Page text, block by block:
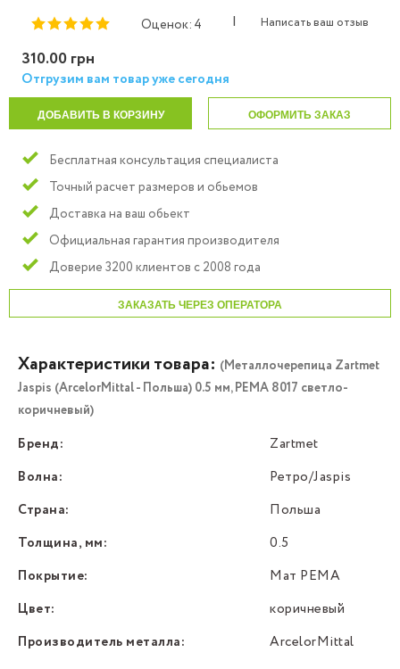
Оценок: 4 | Написать ваш отзыв
310.00 грн
Отгрузим вам товар уже сегодня
ДОБАВИТЬ В КОРЗИНУ ОФОРМИТЬ ЗАКАЗ
Бесплатная консультация специалиста
Точный расчет размеров и обьемов
Доставка на ваш обьект
Официальная гарантия производителя
Доверие 3200 клиентов с 2008 года
ЗАКАЗАТЬ ЧЕРЕЗ ОПЕРАТОРА
Характеристики товара: (Металлочерепица Zartmet
Jaspis (ArcelorMittal - Польша) 0.5 мм, РЕМА 8017 светло-
коричневый)
Бренд:
Zartmet
Волна:
Ретро/Jaspis
Страна:
Польша
Толщина, мм:
0.5
Покрытие:
Мат PEMA
Цвет:
коричневый
Производитель металла:
ArcelorMittal